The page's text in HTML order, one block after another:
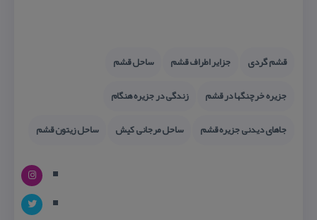
قشم گردی جزایر اطراف قشم
ساحل قشم
جزیره خرچنگها در قشم
زندگی در جزیره هنگام
جاهای دیدنی جزیره قشم
ساحل مرجانی كیش ساحل زیتون قشم